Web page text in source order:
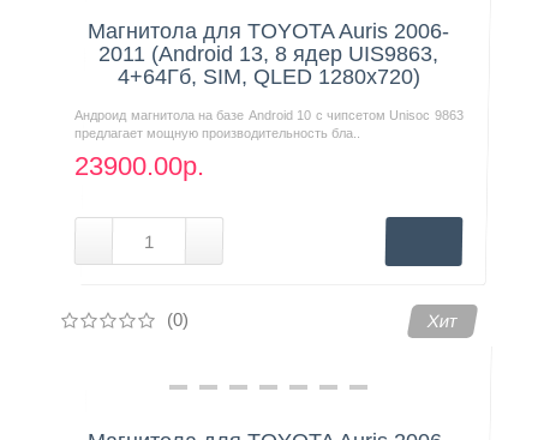
Магнитола для TOYOTA Auris 2006-
2011 (Android 13, 8 ядер UIS9863,
4+64Гб, SIM, QLED 1280x720)
Андроид магнитола на базе Android 10 с чипсетом Unisoc 9863
предлагает мощную производительность бла..
23900.00р.
(0) Хит